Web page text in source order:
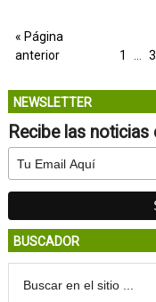
« Página
anterior
1 3
NEWSLETTER
Recibe las
BUSCADOR